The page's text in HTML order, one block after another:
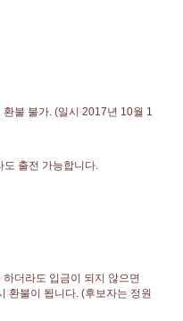
불 불가. (일시 2017년 10월 1
출전 가능합니다.
더라도 입금이 되지 않으면
환불이 됩니다. (후보자는 정원